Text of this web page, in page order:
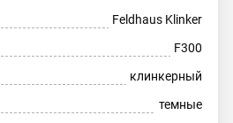
Feldhaus Klinker
F300
клинкерный
темные